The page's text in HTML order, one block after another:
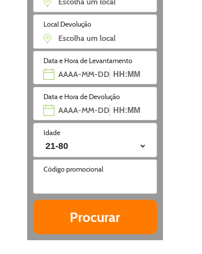
Local Devolução
Data e Hora de Levantamento
Data e Hora de Devolução
Idade
Código promocional